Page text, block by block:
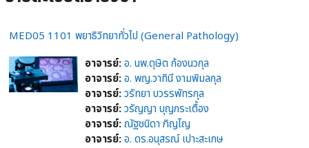
MED05 1101 พยาธิวิทยาทั่วไป (General Pathology)
อาจารย์:อ. นพ.ดุษิต ก้องนวกุล
อาจารย์:อ. พญ.วาทินี งามพิมลกุล
อาจารย์:วรัทยา บวรรพัทรกุล
อาจารย์:วรัญญา บุญกระเตื้อง
อาจารย์:ณัฐชนิดา ภิญโญ
อาจารย์:อ. ดร.อนุสรณ์ เปาะสะเกษ